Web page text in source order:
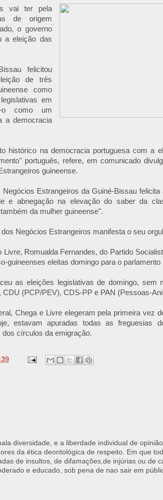
vai ter pela
de origem
o governo
a eleição das
felicitou
de três
como
em
o como um
a democracia
histórico na democracia portuguesa com a
português, refere, em comunicado
guineense.
Negócios Estrangeiros da Guiné-Bissau
e abnegação na elevação do saber da
da mulher guineense".
Negócios Estrangeiros manifesta o seu
Livre, Romualda Fernandes, do Partido
guineenses eleitas domingo para o parlamento
as eleições legislativas de domingo, sem
CDU (PCP/PEV), CDS-PP e PAN (Pessoas-
Chega e Livre elegeram pela primeira vez
estavam apuradas todas as freguesias
círculos da emigração.
diversidade, e a liberdade individual de
da ética deontológica de respeito. Em que
de insultos, de difamações,de injúrias ou de
e educado, sob pena de nao sair em